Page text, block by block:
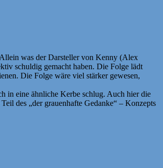
was der Darsteller von Kenny (Alex
schuldig gemacht haben. Die Folge lädt
Die Folge wäre viel stärker gewesen,
in eine ähnliche Kerbe schlug. Auch hier die
des „der grauenhafte Gedanke“ – Konzepts